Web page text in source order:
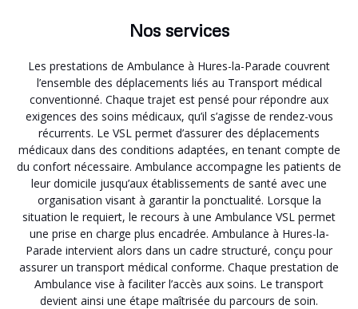
Nos services
Les prestations de Ambulance à Hures-la-Parade couvrent
l’ensemble des déplacements liés au Transport médical
conventionné. Chaque trajet est pensé pour répondre aux
exigences des soins médicaux, qu’il s’agisse de rendez-vous
récurrents. Le VSL permet d’assurer des déplacements
médicaux dans des conditions adaptées, en tenant compte de
du confort nécessaire. Ambulance accompagne les patients de
leur domicile jusqu’aux établissements de santé avec une
organisation visant à garantir la ponctualité. Lorsque la
situation le requiert, le recours à une Ambulance VSL permet
une prise en charge plus encadrée. Ambulance à Hures-la-
Parade intervient alors dans un cadre structuré, conçu pour
assurer un transport médical conforme. Chaque prestation de
Ambulance vise à faciliter l’accès aux soins. Le transport
devient ainsi une étape maîtrisée du parcours de soin.